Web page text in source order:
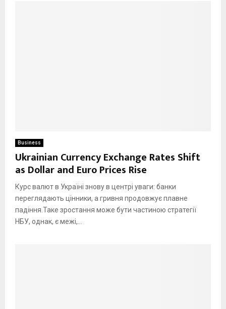
Business
Ukrainian Currency Exchange Rates Shift
as Dollar and Euro Prices Rise
Курс валют в Україні знову в центрі уваги: банки
переглядають цінники, а гривня продовжує плавне
падіння.Таке зростання може бути частиною стратегії
НБУ, однак, є межі,...